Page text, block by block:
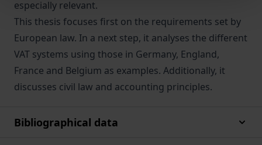
especially relevant.
This thesis focuses first on the requirements set by
European law. In a next step, it analyses the different
VAT systems using those in Germany, England,
France and Belgium as examples. Additionally, it
discusses civil law and accounting principles.
Bibliographical data